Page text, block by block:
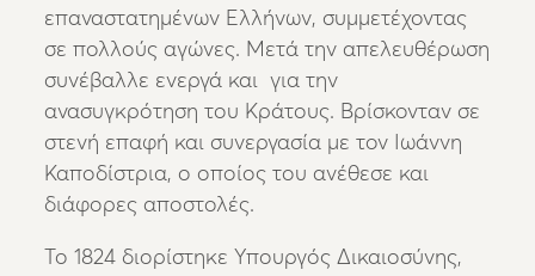
επαναστατημένων Ελλήνων, συμμετέχοντας
σε πολλούς αγώνες. Μετά την απελευθέρωση
συνέβαλλε ενεργά και για την
ανασυγκρότηση του Κράτους. Βρίσκονταν σε
στενή επαφή και συνεργασία με τον Ιωάννη
Καποδίστρια, ο οποίος του ανέθεσε και
διάφορες αποστολές.
Το 1824 διορίστηκε Υπουργός Δικαιοσύνης,